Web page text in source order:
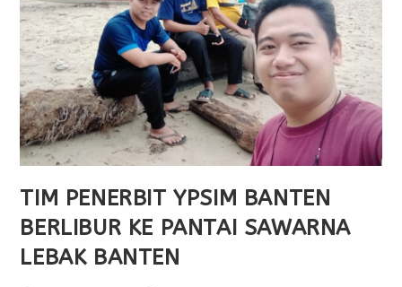
TIM PENERBIT YPSIM BANTEN
BERLIBUR KE PANTAI SAWARNA
LEBAK BANTEN